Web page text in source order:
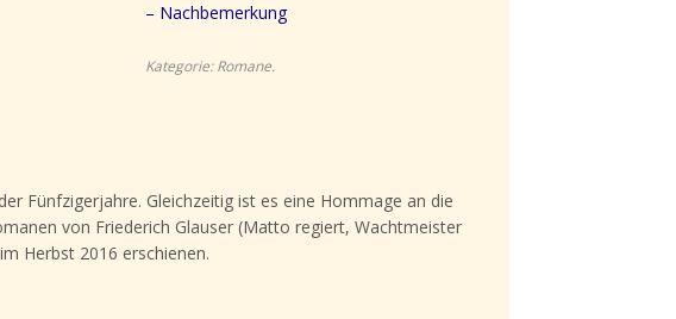
– Nachbemerkung
Kategorie:Romane.
Fünfzigerjahre. Gleichzeitig ist es eine Hommage an die
von Friederich Glauser (Matto regiert, Wachtmeister
Herbst 2016 erschienen.